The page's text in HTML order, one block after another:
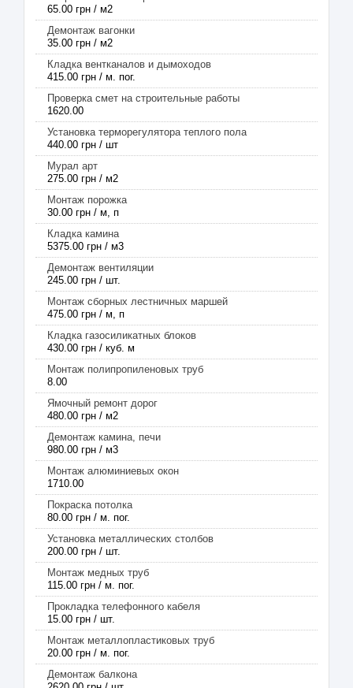
65.00 грн / м2
Демонтаж вагонки
35.00 грн / м2
Кладка вентканалов и дымоходов
415.00 грн / м. пог.
Проверка смет на строительные работы
1620.00
Установка терморегулятора теплого пола
440.00 грн / шт
Мурал арт
275.00 грн / м2
Монтаж порожка
30.00 грн / м, п
Кладка камина
5375.00 грн / м3
Демонтаж вентиляции
245.00 грн / шт.
Монтаж сборных лестничных маршей
475.00 грн / м, п
Кладка газосиликатных блоков
430.00 грн / куб. м
Монтаж полипропиленовых труб
8.00
Ямочный ремонт дорог
480.00 грн / м2
Демонтаж камина, печи
980.00 грн / м3
Монтаж алюминиевых окон
1710.00
Покраска потолка
80.00 грн / м. пог.
Установка металлических столбов
200.00 грн / шт.
Монтаж медных труб
115.00 грн / м. пог.
Прокладка телефонного кабеля
15.00 грн / шт.
Монтаж металлопластиковых труб
20.00 грн / м. пог.
Демонтаж балкона